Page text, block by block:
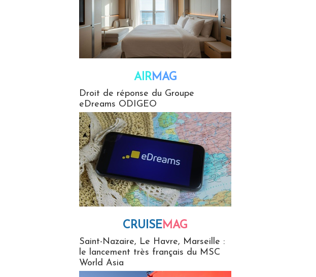
AIRMAG
Droit de réponse du Groupe
eDreams ODIGEO
CRUISEMAG
Saint-Nazaire, Le Havre, Marseille :
le lancement très français du MSC
World Asia